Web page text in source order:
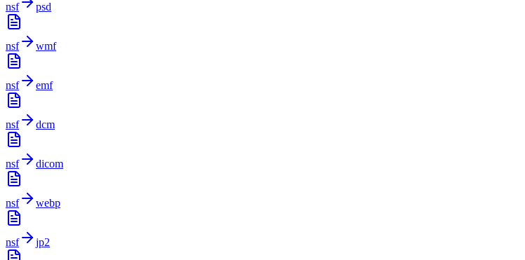
nsf psd
nsf wmf
nsf emf
nsf dcm
nsf dicom
nsf webp
nsf jp2